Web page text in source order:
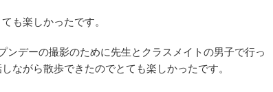
も楽しかったです。
ンデーの撮影のために先生とクラスメイトの男子で行っ
ながら散歩できたのでとても楽しかったです。